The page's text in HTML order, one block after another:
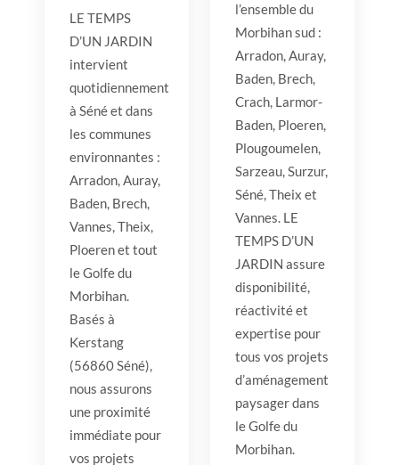
LE TEMPS
D’UN JARDIN
intervient
quotidiennement
à Séné et dans
les communes
environnantes :
Arradon, Auray,
Baden, Brech,
Vannes, Theix,
Ploeren et tout
le Golfe du
Morbihan.
Basés à
Kerstang
(56860 Séné),
nous assurons
une proximité
immédiate pour
vos projets
l’ensemble du
Morbihan sud :
Arradon, Auray,
Baden, Brech,
Crach, Larmor-
Baden, Ploeren,
Plougoumelen,
Sarzeau, Surzur,
Séné, Theix et
Vannes. LE
TEMPS D’UN
JARDIN assure
disponibilité,
réactivité et
expertise pour
tous vos projets
d’aménagement
paysager dans
le Golfe du
Morbihan.